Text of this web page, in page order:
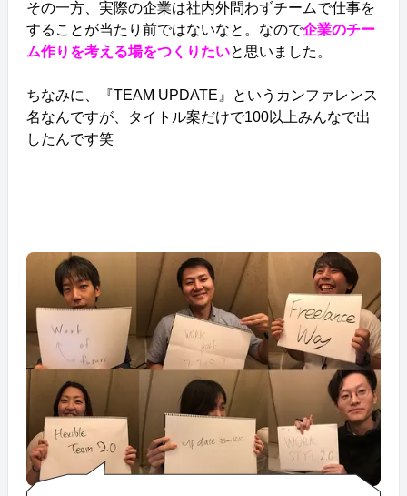
その一方、実際の企業は社内外問わずチームで仕事を
することが当たり前ではないなと。なので企業のチー
ム作りを考える場をつくりたいと思いました。
ちなみに、『TEAM UPDATE』というカンファレンス
名なんですが、タイトル案だけで100以上みんなで出
したんです笑